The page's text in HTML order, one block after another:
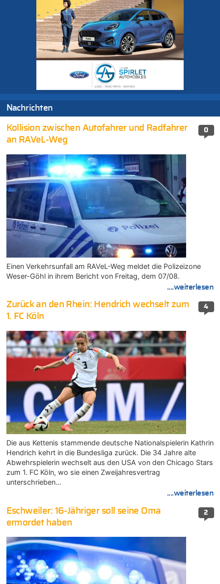
Nachrichten
0
Kollision zwischen Autofahrer und Radfahrer
an RAVeL-Weg
Einen Verkehrsunfall am RAVeL-Weg meldet die Polizeizone
Weser-Göhl in ihrem Bericht von Freitag, dem 07/08.
....weiterlesen
4
Zurück an den Rhein: Hendrich wechselt zum
1. FC Köln
Die aus Kettenis stammende deutsche Nationalspielerin Kathrin
Hendrich kehrt in die Bundesliga zurück. Die 34 Jahre alte
Abwehrspielerin wechselt aus den USA von den Chicago Stars
zum 1. FC Köln, wo sie einen Zweijahresvertrag
unterschrieben…
....weiterlesen
2
Eschweiler: 16-Jähriger soll seine Oma
ermordet haben